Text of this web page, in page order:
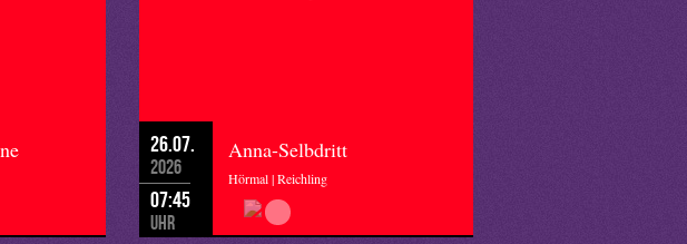
26.07.
2026
07:45
Uhr
Anna-Selbdritt
Hörmal | Reichling